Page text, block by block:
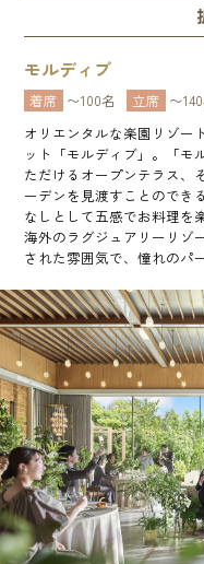
モルディブ
着席 〜100名 立席 〜
オリエンタルな楽園リゾー
ット「モルディブ」。「モ
ただけるオープンテラス、
ーデンを見渡すことのでき
なしとして五感でお料理を
海外のラグジュアリーリゾ
された雰囲気で、憧れのパ